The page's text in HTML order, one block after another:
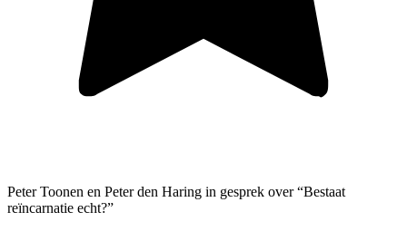
Peter Toonen en Peter den Haring in gesprek over “Bestaat
reïncarnatie echt?”